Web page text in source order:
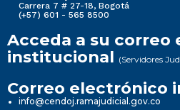
Carrera 7 # 27-18, Bogotá
(+57) 601 - 565 8500
Acceda a su correo
institucional (Servidores
Correo electrónico
info@cendoj.ramajudicial.gov.co